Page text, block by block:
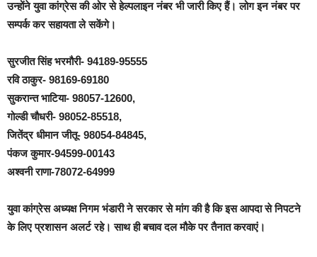
उन्होंने युवा कांग्रेस की ओर से हेल्पलाइन नंबर भी जारी किए हैं। लोग इन नंबर पर
सम्पर्क कर सहायता ले सकेंगे।
सुरजीत सिंह भरमौरी- 94189-95555
रवि ठाकुर- 98169-69180
सुकरान्त भाटिया- 98057-12600,
गोल्डी चौधरी- 98052-85518,
जितेंद्र धीमान जीतू- 98054-84845,
पंकज कुमार-94599-00143
अश्वनी राणा-78072-64999
युवा कांग्रेस अध्यक्ष निगम भंडारी ने सरकार से मांग की है कि इस आपदा से निपटने
के लिए प्रशासन अलर्ट रहे। साथ ही बचाव दल मौके पर तैनात करवाएं।